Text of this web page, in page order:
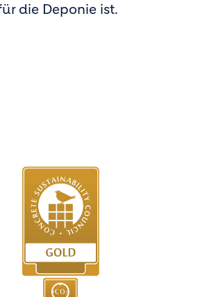
die Deponie ist.